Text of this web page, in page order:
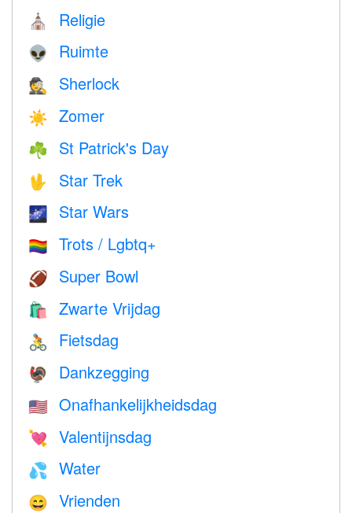
⛪️ Religie
👽 Ruimte
🕵️ Sherlock
☀️ Zomer
☘️ St Patrick's Day
🖖 Star Trek
🌌 Star Wars
🏳️‍🌈 Trots / Lgbtq+
🏈 Super Bowl
🛍 Zwarte Vrijdag
🚴 Fietsdag
🦃 Dankzegging
🇺🇸 Onafhankelijkheidsdag
💘 Valentijnsdag
💦 Water
😄 Vrienden